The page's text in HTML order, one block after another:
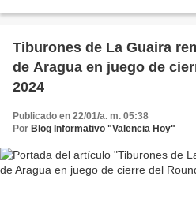
Tiburones de La Guaira
de Aragua en juego de
2024
Publicado en 22/01/a. m. 05:38
Por Blog Informativo "Valencia Hoy"